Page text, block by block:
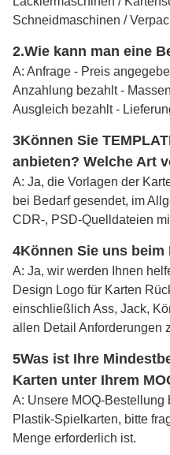
Schneidmaschinen /
2.Wie kann man eine
A: Anfrage - Preis
Anzahlung bezahlt -
Ausgleich bezahlt -
3Können Sie
anbieten? Welche Art
A: Ja, die Vorlagen der
bei Bedarf gesendet, im
CDR-, PSD-Quelldateien
4Können Sie uns
A: Ja, wir werden Ihnen
Design Logo für Karten
einschließlich Ass, Jack,
allen Detail Anforderungen
5Was ist Ihre
Karten unter Ihrem
A: Unsere MOQ-Bestellung
Plastik-Spielkarten, bitte
Menge erforderlich ist.